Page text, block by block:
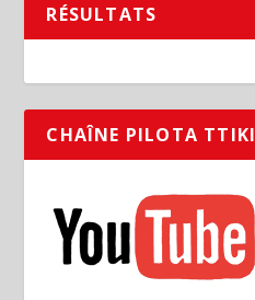
RÉSULTATS
CHAÎNE PILOTA TTIKI